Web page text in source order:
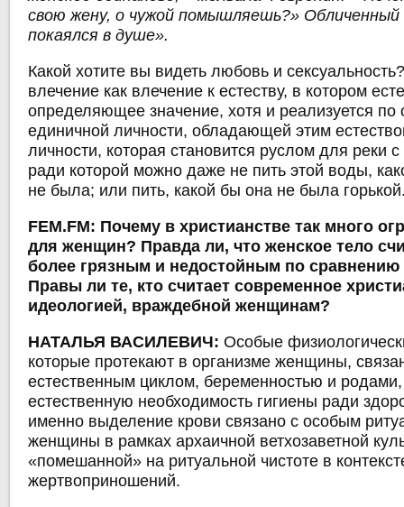
свою жену, о чужой помышляешь?» Обличенный
покаялся в душе».
Какой хотите вы видеть любовь и
влечение как влечение к естеству, в котором
определяющее значение, хотя и реализуется
единичной личности, обладающей этим
личности, которая становится руслом для реки
ради которой можно даже не пить этой воды,
не была; или пить, какой бы она не была
FEM.FM: Почему в христианстве так много
для женщин? Правда ли, что женское тело
более грязным и недостойным по
Правы ли те, кто считает современное
идеологией, враждебной женщинам?
НАТАЛЬЯ ВАСИЛЕВИЧ:Особые
которые протекают в организме женщины,
естественным циклом, беременностью и
естественную необходимость гигиены ради
именно выделение крови связано с особым
женщины в рамках архаичной ветхозаветной
«помешанной» на ритуальной чистоте в
жертвоприношений.